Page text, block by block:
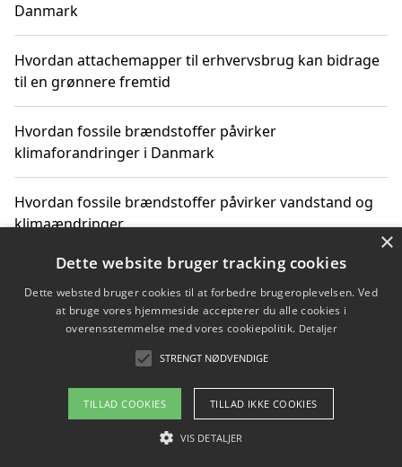
Danmark
Hvordan attachemapper til erhvervsbrug kan bidrage
til en grønnere fremtid
Hvordan fossile brændstoffer påvirker
klimaforandringer i Danmark
Hvordan fossile brændstoffer påvirker vandstand og
klimaændringer
Hvordan citater om fossile brændstoffer kan ændre
vores perspektiv
Om / kontakt
Blog Betingelser
×
Dette website bruger tracking cookies
Dette websted bruger cookies til at forbedre brugeroplevelsen. Ved
at bruge vores hjemmeside accepterer du alle cookies i
overensstemmelse med vores cookiepolitik. Detaljer
STRENGT NØDVENDIGE
TILLAD COOKIES TILLAD IKKE COOKIES
VIS DETALJER